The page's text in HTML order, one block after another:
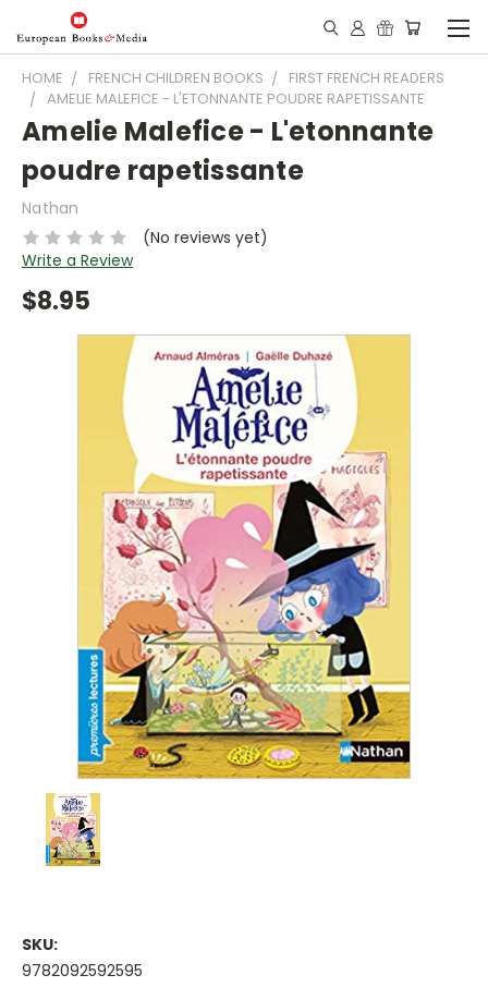
HOME FRENCH CHILDREN BOOKS
FIRST FRENCH READERS
AMELIE MALEFICE - L'ETONNANTE POUDRE RAPETISSANTE
Amelie Malefice - L'etonnante
poudre rapetissante
Nathan
(No reviews yet)
Write a Review
$8.95
SKU:
9782092592595